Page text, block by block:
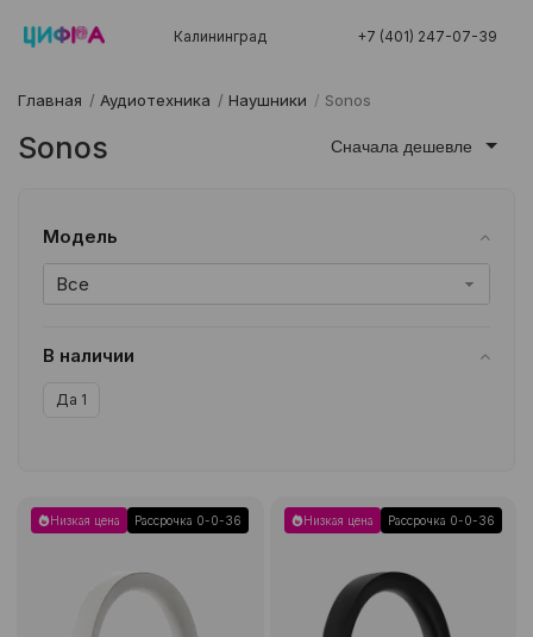
Калининград +7 (401) 247-07-39
Главная / Аудиотехника / Наушники / Sonos
Sonos Сначала дешевле
Модель
Все
В наличии
Да 1
Низкая цена Рассрочка 0-0-36 Низкая цена Рассрочка 0-0-36